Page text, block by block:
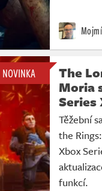
NOVINKA
The
Moria
Series
Těžební
the
Xbox
funkcí.